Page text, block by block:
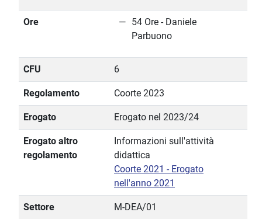
Ore
54 Ore - Daniele
Parbuono
CFU 6
Regolamento Coorte 2023
Erogato Erogato nel 2023/24
Erogato altro
regolamento
Informazioni sull'attività
didattica
Coorte 2021 - Erogato
nell'anno 2021
Settore M-DEA/01